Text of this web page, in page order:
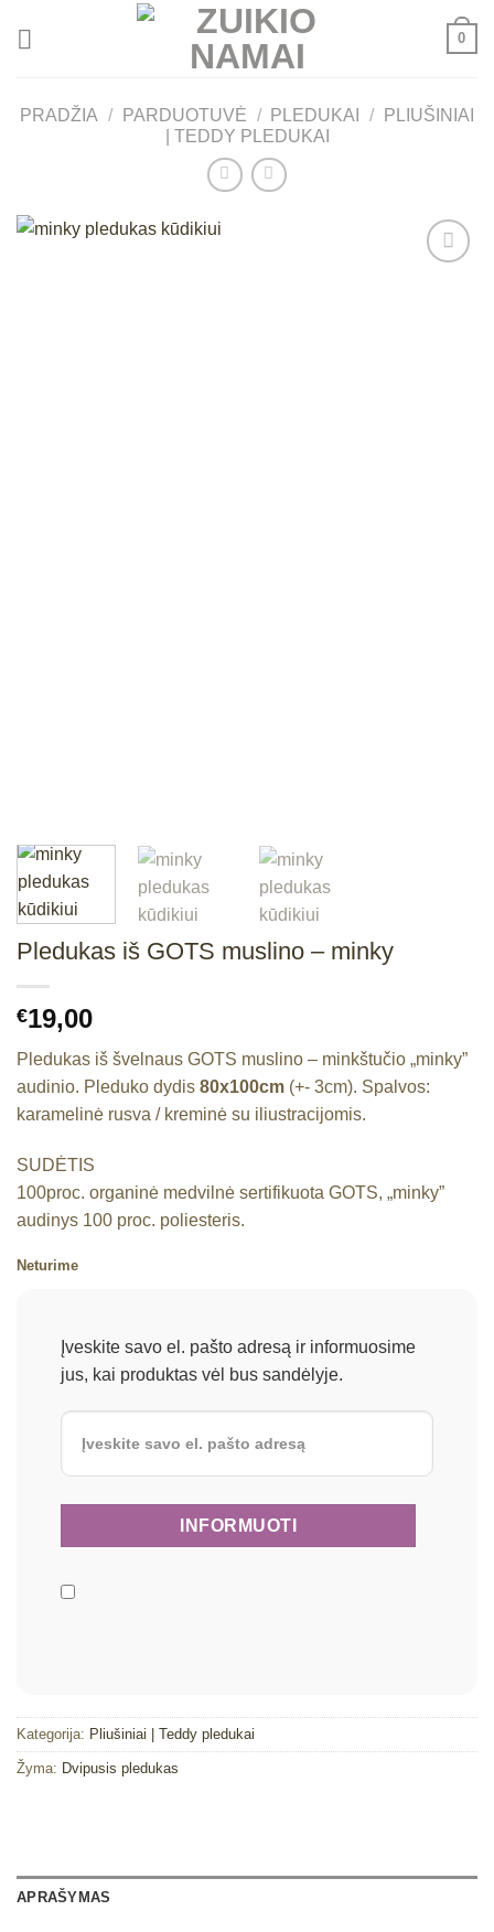
0
PRADŽIA / PARDUOTUVĖ / PLEDUKAI /
PLIUŠINIAI
| TEDDY PLEDUKAI
Pledukas iš GOTS muslino – minky
€19,00
Pledukas iš švelnaus GOTS muslino – minkštučio „minky”
audinio. Pleduko dydis 80x100cm (+- 3cm). Spalvos:
karamelinė rusva / kreminė su iliustracijomis.
SUDĖTIS
100proc. organinė medvilnė sertifikuota GOTS, „minky”
audinys 100 proc. poliesteris.
Neturime
Įveskite savo el. pašto adresą ir informuosime
jus, kai produktas vėl bus sandėlyje.
Kategorija: Pliušiniai | Teddy pledukai
Žyma: Dvipusis pledukas
APRAŠYMAS